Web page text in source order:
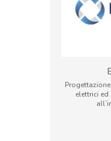
elettrici